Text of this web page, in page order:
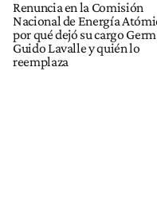
Renuncia en la Comisión
Nacional de Energía
por qué dejó su cargo
Guido Lavalle y quién lo
reemplaza